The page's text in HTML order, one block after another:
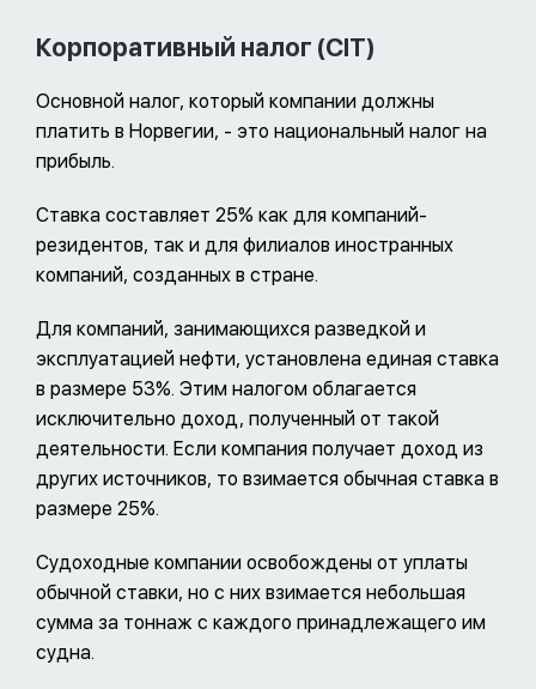
Корпоративный налог (CIT)
Основной налог, который компании должны
платить в Норвегии, - это национальный налог на
прибыль.
Ставка составляет 25% как для компаний-
резидентов, так и для филиалов иностранных
компаний, созданных в стране.
Для компаний, занимающихся разведкой и
эксплуатацией нефти, установлена единая ставка
в размере 53%. Этим налогом облагается
исключительно доход, полученный от такой
деятельности. Если компания получает доход из
других источников, то взимается обычная ставка в
размере 25%.
Судоходные компании освобождены от уплаты
обычной ставки, но с них взимается небольшая
сумма за тоннаж с каждого принадлежащего им
судна.